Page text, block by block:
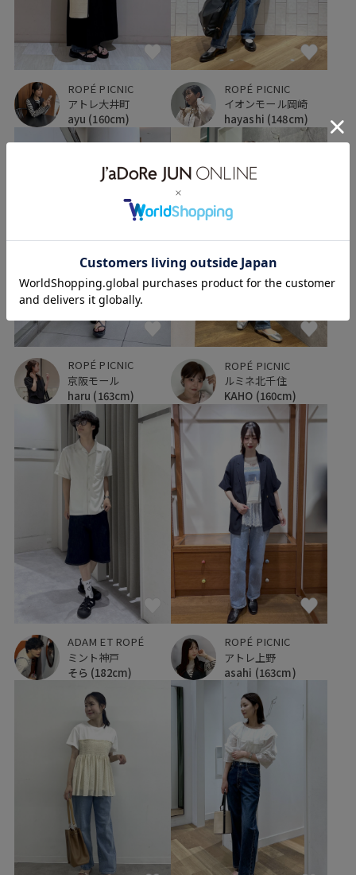
ROPÉ PICNIC
アトレ大井町
ayu (160cm)
ROPÉ PICNIC
イオンモール岡崎
hayashi (148cm)
ROPÉ PICNIC
京阪モール
haru (163cm)
ROPÉ PICNIC
ルミネ北千住
KAHO (160cm)
ADAM ET ROPÉ
ミント神戸
そら (182cm)
ROPÉ PICNIC
アトレ上野
asahi (163cm)